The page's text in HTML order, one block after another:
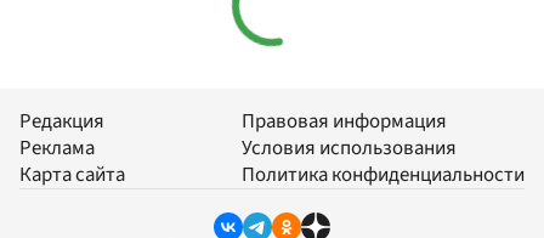
Редакция
Реклама
Карта сайта
Правовая информация
Условия использования
Политика конфиденциальности